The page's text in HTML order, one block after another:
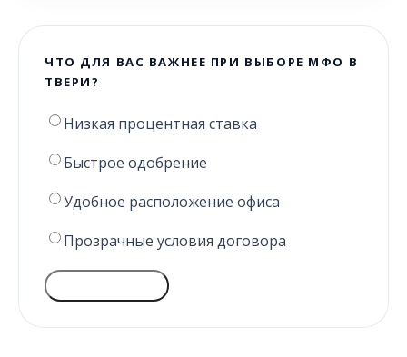
ЧТО ДЛЯ ВАС ВАЖНЕЕ ПРИ ВЫБОРЕ МФО В
ТВЕРИ?
Низкая процентная ставка
Быстрое одобрение
Удобное расположение офиса
Прозрачные условия договора